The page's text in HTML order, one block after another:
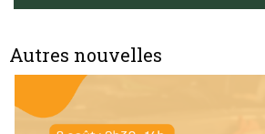
Autres nouvelles